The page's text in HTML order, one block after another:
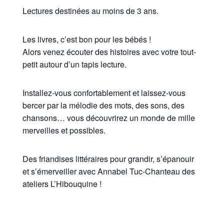
Lectures destinées au moins de 3 ans.
Les livres, c’est bon pour les bébés !
Alors venez écouter des histoires avec votre tout-
petit autour d’un tapis lecture.
Installez-vous confortablement et laissez-vous
bercer par la mélodie des mots, des sons, des
chansons… vous découvrirez un monde de mille
merveilles et possibles.
Des friandises littéraires pour grandir, s’épanouir
et s’émerveiller avec Annabel Tuc-Chanteau des
ateliers L’Hibouquine !